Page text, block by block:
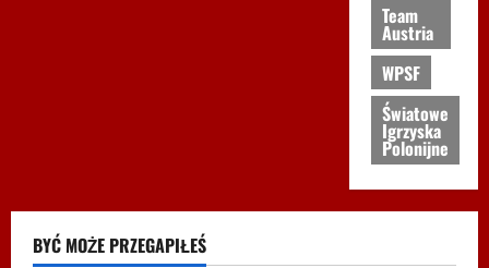
Team
Austria
WPSF
Światowe
Igrzyska
Polonijne
BYĆ MOŻE PRZEGAPIŁEŚ
Biegi i rekreacja Inne